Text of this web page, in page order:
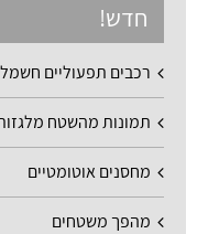
חדש!
רכבים תפעוליים
תמונות מהשטח
מחסנים אוטומטיים
מהפך משטחים